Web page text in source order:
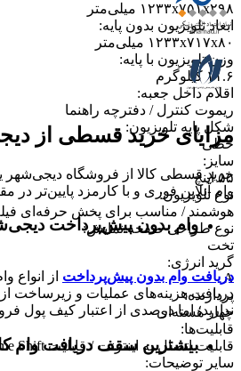
۱۲۳۳x۷۵۱x۲۹۸ میلی‌متر
ابعاد تلویزیون بدون پایه:
۱۲۳۳x۷۱۷x۸۰ میلی‌متر
وزن تلویزیون با پایه:
۱۱.۶ کیلوگرم
اقلام داخل جعبه:
ریموت کنترل / دفترچه راهنما
شکل پایه تلویزیون:
خطی
سایز :
۵۵ اینچ
نوع تلویزیون:
هوشمند / مناسب برای پخش حرفه‌ای
نوع طراحی صفحه نمایش:
تخت
گرید انرژی:
A
پردازنده:
چهار هسته‌ای
قابلیت‌ها:
قابلیت اتصال به اینترنت / قابلیت Time Shift / جدول پخش برنامه / تله‌تکست / قفل کودک / ضبط برنامه (PVR)
سایر توضیحات:
مزایای خرید قسطی از
خرید قسطی کالا از فروشگاه دیجی‌شهر
وام آنلاین فوری و با کارمزد پایین‌تر در
وام بدون پیش‌پرداخت‌
دریافت وام بدون پیش‌پرداخت از
دریافت هزینه‌های عملیات و زیرساخت
ندارید؛ اما درصدی از اعتبار کیف پول
بیشترین سقف دریافت وام